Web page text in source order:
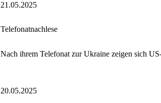
21.05.2025
Telefonatnachlese
Nach ihrem Telefonat zur Ukraine zeigen sich
20.05.2025